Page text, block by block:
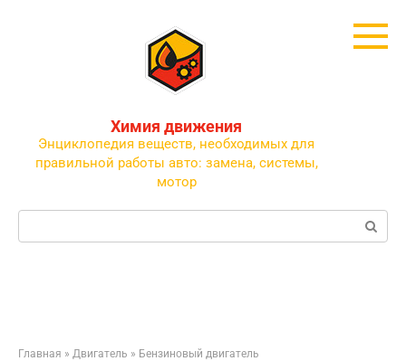
Химия движения
Энциклопедия веществ, необходимых для
правильной работы авто: замена, системы,
мотор
Поиск:
Главная » Двигатель » Бензиновый двигатель